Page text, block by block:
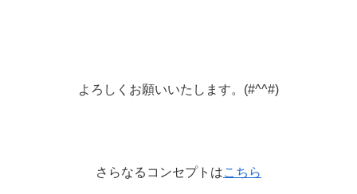
よろしくお願いいたします。(#^^#)
さらなるコンセプトはこちら